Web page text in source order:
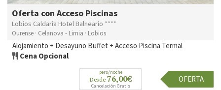
Oferta con Acceso Piscinas
Lobios Caldaria Hotel Balneario ****
Ourense · Celanova - Limia · Lobios
Alojamiento + Desayuno Buffet + Acceso Piscina Termal
Cena Opcional
pers/noche
Desde 76,00€
Cancelación Gratis
OFERTA